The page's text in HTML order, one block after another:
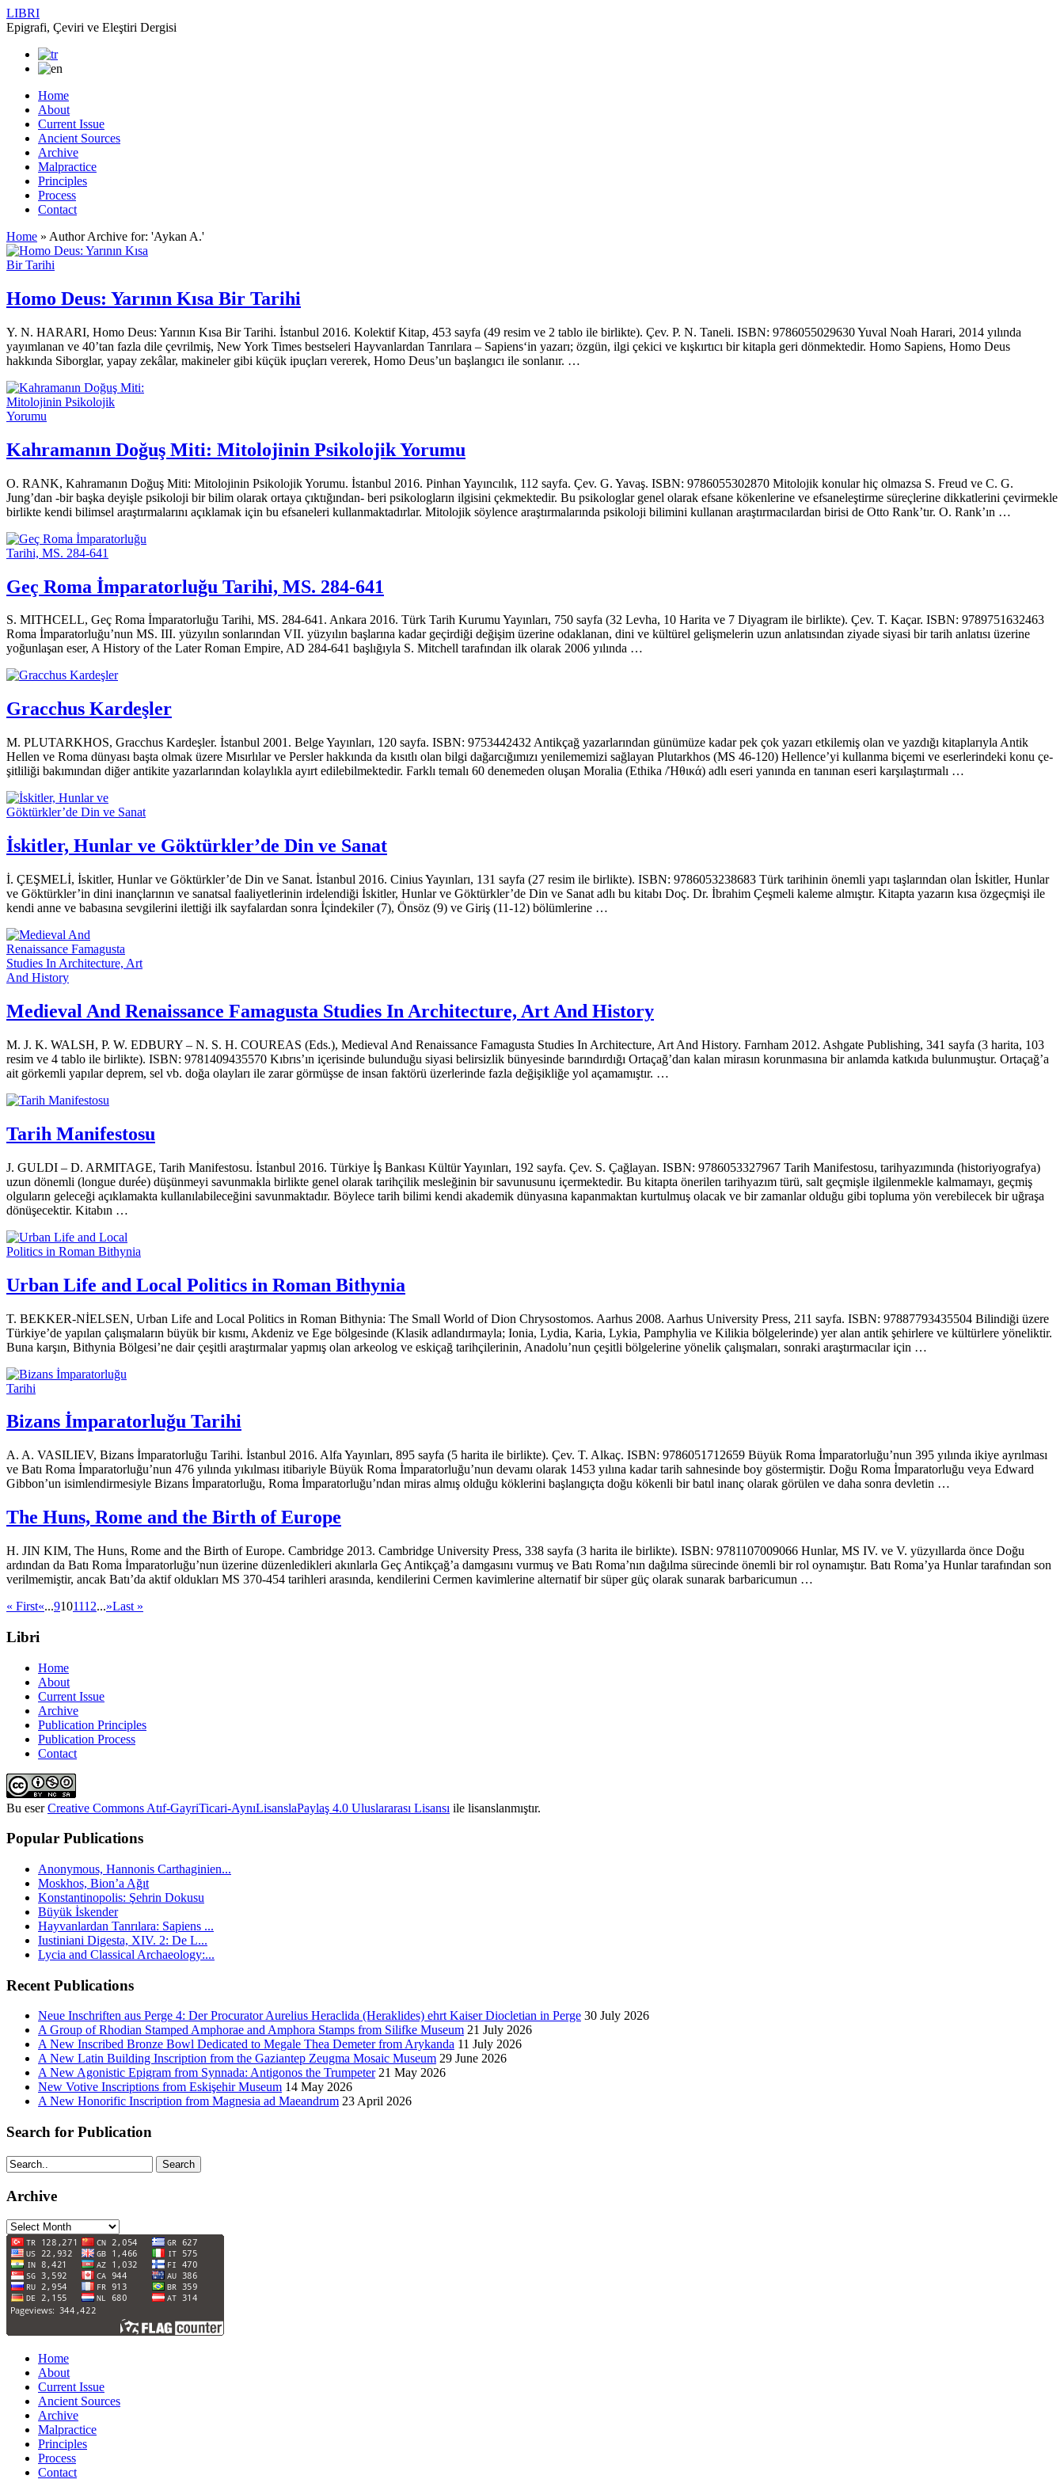
LIBRI
Epigrafi, Çeviri ve Eleştiri Dergisi
Home
About
Current Issue
Ancient Sources
Archive
Malpractice
Principles
Process
Contact
Home » Author Archive for: 'Aykan A.'
Homo Deus: Yarının Kısa Bir Tarihi
Y. N. HARARI, Homo Deus: Yarının Kısa Bir Tarihi. İstanbul 2016. Kolektif Kitap, 453 sayfa (49 resim ve 2 tablo ile birlikte). Çev. P. N. Taneli. ISBN: 9786055029630 Yuval Noah Harari, 2014 yılında
yayımlanan ve 40’tan fazla dile çevrilmiş, New York Times bestseleri Hayvanlardan Tanrılara – Sapiens‘in yazarı; öz­gün, ilgi çekici ve kışkırtıcı bir kitapla geri dönmektedir. Homo Sapiens, Homo Deus
hakkında Siborglar, yapay zekâlar, makineler gibi küçük ipuçları vere­rek, Homo Deus’un başlangıcı ile sonlanır. …
Kahramanın Doğuş Miti: Mitolojinin Psikolojik Yorumu
O. RANK, Kahramanın Doğuş Miti: Mitolojinin Psikolojik Yorumu. İstanbul 2016. Pinhan Yayıncılık, 112 sayfa. Çev. G. Yavaş. ISBN: 9786055302870 Mitolojik konular hiç olmazsa S. Freud ve C. G.
Jung’dan -bir başka deyişle psikoloji bir bilim olarak ortaya çıktığından- beri psikologların ilgisini çek­mektedir. Bu psikologlar genel olarak efsane kökenlerine ve efsaneleştirme süreçlerine dikkatlerini çevirmekle
birlikte kendi bilimsel araştırmalarını açıklamak için bu efsaneleri kullanmaktadırlar. Mitolojik söylence araştırma­larında psikoloji bilimini kullanan araştırmacılardan birisi de Otto Rank’tır. O. Rank’ın …
Geç Roma İmparatorluğu Tarihi, MS. 284-641
S. MITHCELL, Geç Roma İmparatorluğu Tarihi, MS. 284-641. Ankara 2016. Türk Tarih Kurumu Yayınları, 750 sayfa (32 Levha, 10 Harita ve 7 Diyagram ile birlikte). Çev. T. Kaçar. ISBN: 9789751632463
Roma İmparatorluğu’nun MS. III. yüzyılın sonlarından VII. yüzyılın başla­rı­na kadar geçirdiği değişim üzerine odaklanan, dini ve kültürel gelişmelerin uzun anlatısından ziyade siyasi bir tarih anlatısı üzerine
yoğunlaşan eser, A His­tory of the Later Roman Empire, AD 284-641 başlığıyla S. Mitchell tarafın­dan ilk olarak 2006 yılında …
Gracchus Kardeşler
M. PLUTARKHOS, Gracchus Kardeşler. İstanbul 2001. Belge Yayınları, 120 sayfa. ISBN: 9753442432 Antikçağ yazarlarından günümüze kadar pek çok yazarı etkilemiş olan ve yaz­dığı kitaplarıyla Antik
Hellen ve Roma dünyası başta olmak üzere Mısırlılar ve Persler hakkında da kısıtlı olan bilgi dağarcığımızı yenilememizi sağlayan Plu­tarkhos (MS 46-120) Hellence’yi kullanma biçemi ve eserlerindeki konu çe­
şitliliği bakımından diğer antikite yazarlarından kolaylıkla ayırt edilebilmekte­dir. Farklı temalı 60 denemeden oluşan Moralia (Ethika /Ἠθικά) adlı eseri ya­nında en tanınan eseri karşılaştırmalı …
İskitler, Hunlar ve Göktürkler’de Din ve Sanat
İ. ÇEŞMELİ, İskitler, Hunlar ve Göktürkler’de Din ve Sanat. İstanbul 2016. Cinius Yayınları, 131 sayfa (27 resim ile birlikte). ISBN: 9786053238683 Türk tarihinin önemli yapı taşlarından olan İskitler, Hunlar
ve Göktürkler’in dini inançlarının ve sanatsal faaliyetlerinin irdelendiği İskitler, Hunlar ve Gök­türkler’de Din ve Sanat adlı bu kitabı Doç. Dr. İbrahim Çeşmeli kaleme almış­tır. Kitapta yazarın kısa özgeçmişi ile
kendi anne ve babasına sevgilerini ilet­tiği ilk sayfalardan sonra İçindekiler (7), Önsöz (9) ve Giriş (11-12) bölümle­rine …
Medieval And Renaissance Famagusta Studies In Architecture, Art And History
M. J. K. WALSH, P. W. EDBURY – N. S. H. COUREAS (Eds.), Medieval And Renaissance Famagusta Studies In Architecture, Art And History. Farnham 2012. Ashgate Publishing, 341 sayfa (3 harita, 103
resim ve 4 tablo ile birlikte). ISBN: 9781409435570 Kıbrıs’ın içerisinde bulunduğu siyasi belirsizlik bünyesinde barındırdığı Orta­çağ’dan kalan mirasın korunmasına bir anlamda katkıda bulunmuştur. Orta­çağ’a
ait görkemli yapılar deprem, sel vb. doğa olayları ile zarar görmüşse de insan faktörü üzerlerinde fazla değişikliğe yol açamamıştır. …
Tarih Manifestosu
J. GULDI – D. ARMITAGE, Tarih Manifestosu. İstanbul 2016. Türkiye İş Bankası Kültür Yayınları, 192 sayfa. Çev. S. Çağlayan. ISBN: 9786053327967 Tarih Manifestosu, tarihyazımında (historiyografya)
uzun dönemli (longue durée) düşünmeyi savunmakla birlikte genel olarak tarihçilik mesleğinin bir savunusunu içermektedir. Bu kitapta önerilen tarihyazım türü, salt geçmişle ilgilenmekle kalmamayı, geçmiş
olguların geleceği açıklamakta kullanılabi­leceğini savunmaktadır. Böylece tarih bilimi kendi akademik dünyasına kapanmaktan kurtulmuş olacak ve bir zamanlar olduğu gibi topluma yön ve­rebilecek bir uğraşa
dönüşecektir. Kitabın …
Urban Life and Local Politics in Roman Bithynia
T. BEKKER-NİELSEN, Urban Life and Local Politics in Roman Bithynia: The Small World of Dion Chrysostomos. Aarhus 2008. Aarhus University Press, 211 sayfa. ISBN: 97887793435504 Bilindiği üzere
Türkiye’de yapılan çalışmaların büyük bir kısmı, Akdeniz ve Ege bölgesinde (Klasik adlandırmayla; Ionia, Lydia, Karia, Lykia, Pamphy­lia ve Kilikia bölgelerinde) yer alan antik şehirlere ve kültürlere yöneliktir.
Buna karşın, Bithynia Bölgesi’ne dair çeşitli araştırmalar yapmış olan arkeolog ve eskiçağ tarihçilerinin, Anadolu’nun çeşitli bölgelerine yönelik çalışmaları, sonraki araştırmacılar için …
Bizans İmparatorluğu Tarihi
A. A. VASILIEV, Bizans İmparatorluğu Tarihi. İstanbul 2016. Alfa Yayınları, 895 sayfa (5 harita ile birlikte). Çev. T. Alkaç. ISBN: 9786051712659 Büyük Roma İmparatorluğu’nun 395 yılında ikiye ayrılması
ve Batı Roma İm­paratorluğu’nun 476 yılında yıkılması itibariyle Büyük Roma İmparator­luğu’nun devamı olarak 1453 yılına kadar tarih sahnesinde boy göstermiştir. Doğu Roma İmparatorluğu veya Edward
Gibbon’un isimlendirmesiyle Bizans İmparatorluğu, Roma İmparatorluğu’ndan miras almış olduğu köklerini başlangıçta doğu kökenli bir batıl inanç olarak görülen ve daha sonra devletin …
The Huns, Rome and the Birth of Europe
H. JIN KIM, The Huns, Rome and the Birth of Europe. Cambridge 2013. Cambridge University Press, 338 sayfa (3 harita ile birlikte). ISBN: 9781107009066 Hunlar, MS IV. ve V. yüzyıllarda önce Doğu
ardından da Batı Roma İmparatorluğu’nun üzerine düzenledikleri akınlarla Geç Antikçağ’a damgasını vurmuş ve Batı Roma’nın dağılma sürecinde önemli bir rol oynamıştır. Batı Roma’ya Hunlar tarafından son
verilmemiştir, ancak Batı’da aktif oldukları MS 370-454 tarihleri arasında, kendilerini Cermen kavimlerine alternatif bir süper güç olarak sunarak barbaricumun …
« First«...9101112...»Last »
Libri
Home
About
Current Issue
Archive
Publication Principles
Publication Process
Contact
Bu eserCreative Commons Atıf-GayriTicari-AynıLisanslaPaylaş 4.0 Uluslararası Lisansı ile lisanslanmıştır.
Popular Publications
Anonymous, Hannonis Carthaginien...
Moskhos, Bion’a Ağıt
Konstantinopolis: Şehrin Dokusu
Büyük İskender
Hayvanlardan Tanrılara: Sapiens ...
Iustiniani Digesta, XIV. 2: De L...
Lycia and Classical Archaeology:...
Recent Publications
Neue Inschriften aus Perge 4: Der Procurator Aurelius Heraclida (Heraklides) ehrt Kaiser Diocletian in Perge 30 July 2026
A Group of Rhodian Stamped Amphorae and Amphora Stamps from Silifke Museum 21 July 2026
A New Inscribed Bronze Bowl Dedicated to Megale Thea Demeter from Arykanda 11 July 2026
A New Latin Building Inscription from the Gaziantep Zeugma Mosaic Museum 29 June 2026
A New Agonistic Epigram from Synnada: Antigonos the Trumpeter 21 May 2026
New Votive Inscriptions from Eskişehir Museum 14 May 2026
A New Honorific Inscription from Magnesia ad Maeandrum 23 April 2026
Search for Publication
Search
Archive
Archive
Home
About
Current Issue
Ancient Sources
Archive
Malpractice
Principles
Process
Contact